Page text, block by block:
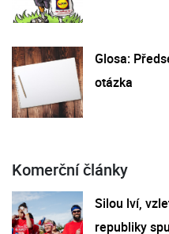
Glosa:
otázka
Komerční články
Silou lví,
republiky